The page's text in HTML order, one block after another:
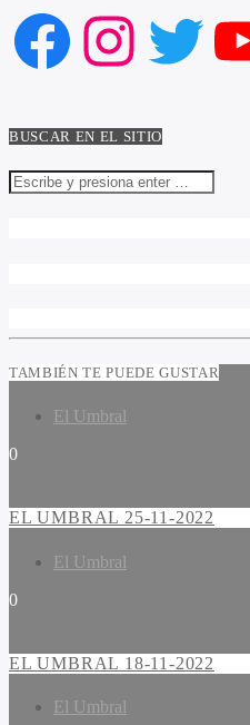
Facebook
BUSCAR EN EL SITIO
TAMBIÉN TE PUEDE GUSTAR
El Umbral
0
EL UMBRAL 25-11-2022
El Umbral
0
EL UMBRAL 18-11-2022
El Umbral